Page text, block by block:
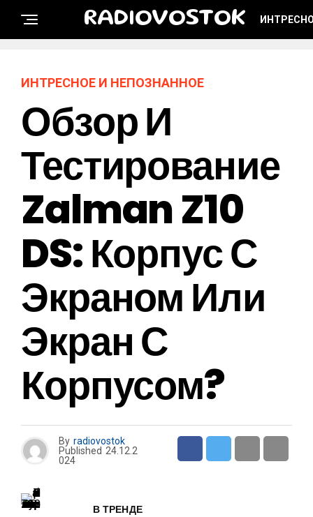
RADIOVOSTOK
ИНТРЕСНОЕ И НЕПОЗНАННОЕ
Обзор И
Тестирование
Zalman Z10
DS: Корпус С
Экраном Или
Экран С
Корпусом?
By radiovostok
Published 24.12.2
024
В ТРЕНДЕ